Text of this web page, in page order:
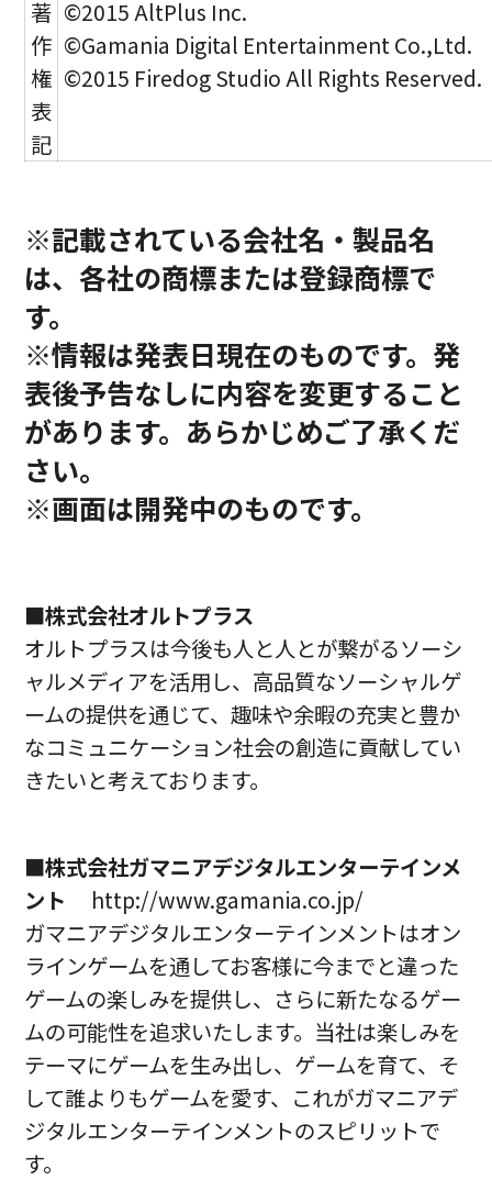
著
作
権
表
記
©2015 AltPlus Inc.
©Gamania Digital Entertainment Co.,Ltd.
©2015 Firedog Studio All Rights Reserved.
※記載されている会社名・製品名
は、各社の商標または登録商標で
す。
※情報は発表日現在のものです。発
表後予告なしに内容を変更すること
があります。あらかじめご了承くだ
さい。
※画面は開発中のものです。
■株式会社オルトプラス
オルトプラスは今後も人と人とが繋がるソーシ
ャルメディアを活用し、高品質なソーシャルゲ
ームの提供を通じて、趣味や余暇の充実と豊か
なコミュニケーション社会の創造に貢献してい
きたいと考えております。
■株式会社ガマニアデジタルエンターテインメ
ント http://www.gamania.co.jp/
ガマニアデジタルエンターテインメントはオン
ラインゲームを通してお客様に今までと違った
ゲームの楽しみを提供し、さらに新たなるゲー
ムの可能性を追求いたします。当社は楽しみを
テーマにゲームを生み出し、ゲームを育て、そ
して誰よりもゲームを愛す、これがガマニアデ
ジタルエンターテインメントのスピリットで
す。